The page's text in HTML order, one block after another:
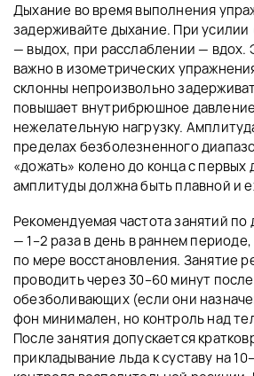
Дыхание во время выполнения
задерживайте дыхание. При
— выдох, при расслаблении — вдох.
важно в изометрических
склонны непроизвольно
повышает внутрибрюшное
нежелательную нагрузку.
пределах безболезненного
«дожать» колено до конца с первых
амплитуды должна быть плавной и
Рекомендуемая частота занятий
— 1–2 раза в день в раннем
по мере восстановления. Занятие
проводить через 30–60 минут
обезболивающих (если они
фон минимален, но контроль над
После занятия допускается
прикладывание льда к суставу на